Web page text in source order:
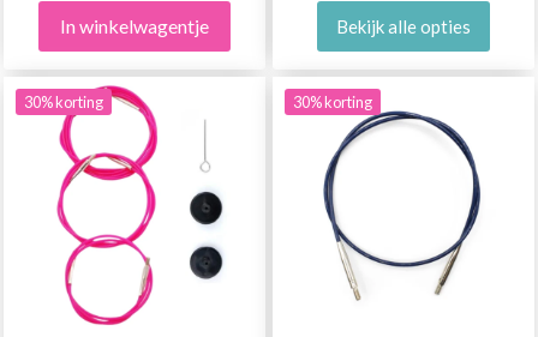
In winkelwagentje Bekijk alle opties
30% korting 30% korting